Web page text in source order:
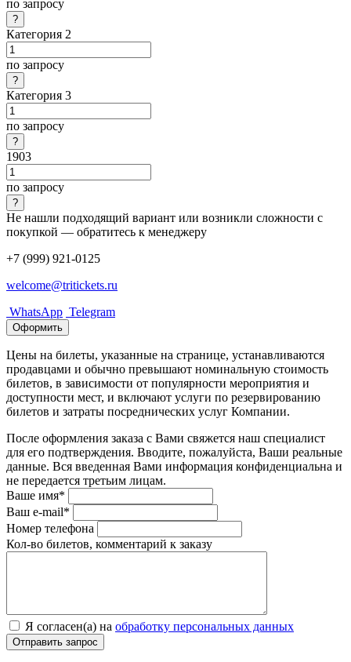
по запросу
Категория 2
по запросу
Категория 3
по запросу
1903
по запросу
Не нашли подходящий вариант или возникли сложности с
покупкой — обратитесь к менеджеру
+7 (999) 921-0125
welcome@tritickets.ru
WhatsApp Telegram
Оформить
Цены на билеты, указанные на странице, устанавливаются
продавцами и обычно превышают номинальную стоимость
билетов, в зависимости от популярности мероприятия и
доступности мест, и включают услуги по резервированию
билетов и затраты посреднических услуг Компании.
После оформления заказа с Вами свяжется наш специалист
для его подтверждения. Вводите, пожалуйста, Ваши реальные
данные. Вся введенная Вами информация конфиденциальна и
не передается третьим лицам.
Ваше имя*
Ваш e-mail*
Номер телефона
Кол-во билетов, комментарий к заказу
Я согласен(а) на обработку персональных данных